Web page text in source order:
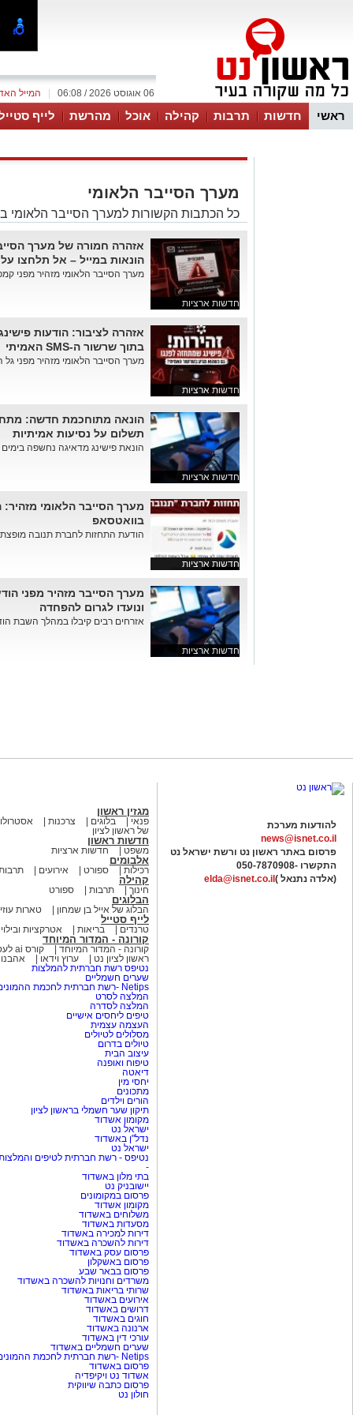
המייל 06 אוגוסט 2026 / 06:08
ראשי חדשות תרבות קהילה אוכל מהרשת לייף
מערך הסייבר הלאומי
כל הכתבות הקשורות למערך הסייבר הלאומי
חדשות ארציות
אזהרה חמורה של מערך
הונאות במייל – אל תלחצו
מערך הסייבר הלאומי מזהיר מפני
חדשות ארציות
אזהרה לציבור: הודעות
בתוך שרשור ה-SMS האמיתי
מערך הסייבר הלאומי מזהיר מפני
חדשות ארציות
תשלום על נסיעות אמיתיות
הונאת פישינג מדאיגה נחשפה
חדשות ארציות
מערך הסייבר הלאומי
בוואטסאפ
הודעת התחזות לחברת תנובה
חדשות ארציות
מערך הסייבר מזהיר מפני
ונועדו לגרום להפחדה
אזרחים רבים קיבלו במהלך השבת
להודעות מערכת
news@isnet.co.il
פרסום באתר ראשון נט ורשת ישראל נט
התקשרו -050-7870908
(אלדה נתנאל ) elda@isnet.co.il
מגזין ראשון
פנאי בלוגים צרכנות
של ראשון לציון
חדשות ראשון
משפט חדשות ארציות
אלבומים
רכילות ספורט אירועים
קהילה
חינוך תרבות ספורט
הבלוגים
הבלוג של אייל בן שמחון טארות
לייף סטייל
טרנדים בריאות אטרקציות ובילוי
קורונה - המדור המיוחד
קורונה - המדור המיוחד
קורס ai לעסקים
ראשון לציון נט
ערוץ וידאו
נטיפס רשת חברתית להמלצות
שערים חשמליים
Netips -רשת חברתית לחכמת ההמונים
המלצה לסרט
המלצה לסדרה
טיפים ליחסים אישיים
העצמה עצמית
מסלולים לטיולים
טיולים בדרום
עיצוב הבית
טיפוח ואופנה
דיאטה
יחסי מין
מתכונים
הורים וילדים
תיקון שער חשמלי בראשון לציון
מקומון אשדוד
ישראל נט
נדל"ן באשדוד
ישראל נט
נטיפס - רשת חברתית לטיפים
-
בתי מלון באשדוד
יישובניק נט
פרסום במקומונים
מקומון אשדוד
משלוחים באשדוד
מסעדות באשדוד
דירות למכירה באשדוד
דירות להשכרה באשדוד
פרסום עסק באשדוד
פרסום באשקלון
פרסום בבאר שבע
משרדים וחנויות להשכרה באשדוד
שרותי בריאות באשדוד
אירועים באשדוד
דרושים באשדוד
חוגים באשדוד
ארנונה באשדוד
עורכי דין באשדוד
שערים חשמליים באשדוד
Netips -רשת חברתית לחכמת ההמונים
פרסום באשדוד
אשדוד נט ויקיפדיה
פרסום כתבה שיווקית
חולון נט